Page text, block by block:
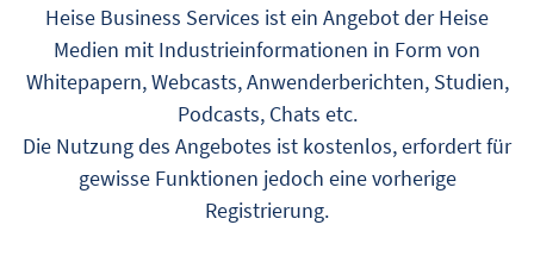
Heise Business Services ist ein Angebot der Heise
Medien mit Industrieinformationen in Form von
Whitepapern, Webcasts, Anwenderberichten, Studien,
Podcasts, Chats etc.
Die Nutzung des Angebotes ist kostenlos, erfordert für
gewisse Funktionen jedoch eine vorherige
Registrierung.